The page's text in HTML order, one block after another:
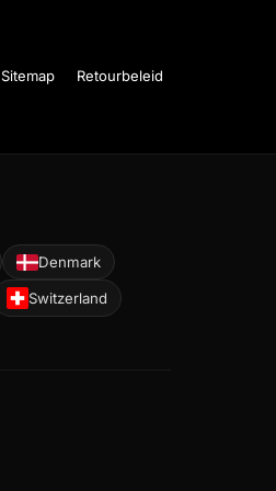
Sitemap
Retourbeleid
Denmark
Switzerland